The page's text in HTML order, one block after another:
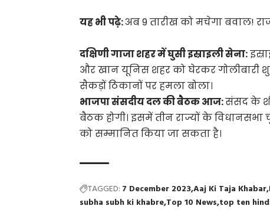
यह भी पढ़े:अब 9 तारीख को मचेगा बवाल!
दक्षिणी गाजा शहर में घुसी इस्राइली सेना:
और खान यूनिस शहर को घेरकर
सैकड़ों ठिकानों पर हमला बोला।
भाजपा संसदीय दल की बैठक आज:संसद के
बैठक होगी। इसमें तीन राज्यों के विधानसभा
को सम्मानित किया जा सकता है।
TAGGED: 7 December 2023Aaj Ki Taja Khabar
subha subh ki khabre Top 10 News top ten